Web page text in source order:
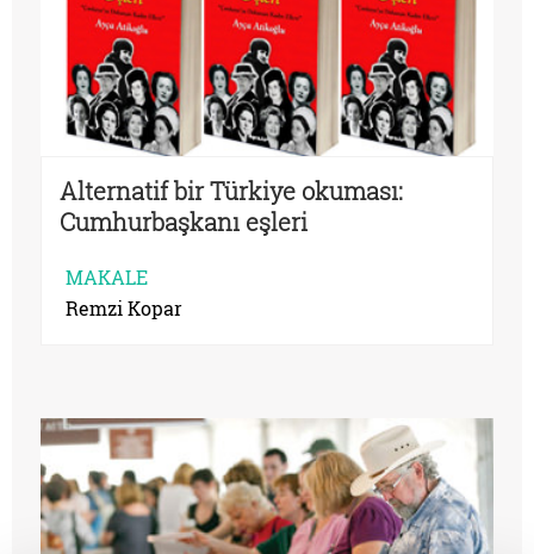
Alternatif bir Türkiye okuması:
Cumhurbaşkanı eşleri
MAKALE
Remzi Kopar